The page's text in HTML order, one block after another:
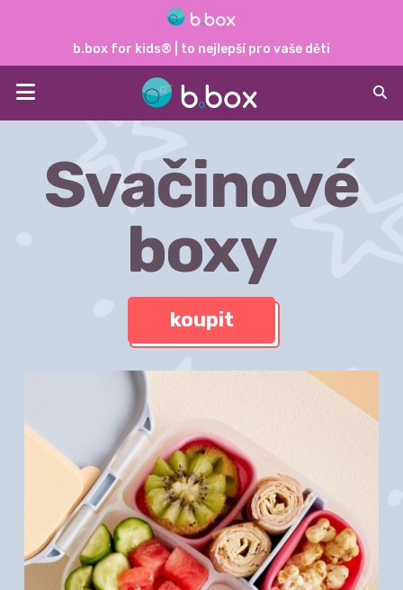
b.box for kids® | to nejlepší pro vaše děti
Svačinové
boxy
koupit